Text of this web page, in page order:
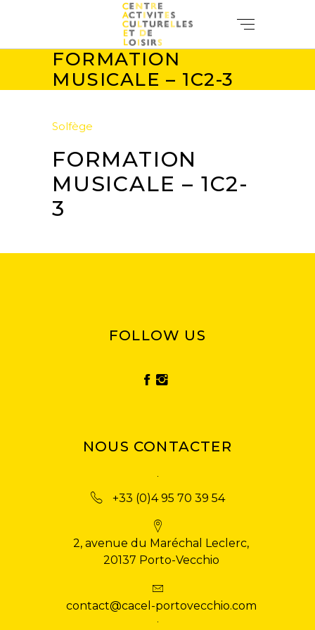
FORMATION
MUSICALE – 1C2-3
Solfège
FORMATION
MUSICALE – 1C2-
3
FOLLOW US
NOUS CONTACTER
+33 (0)4 95 70 39 54
2, avenue du Maréchal Leclerc,
20137 Porto-Vecchio
contact@cacel-portovecchio.com